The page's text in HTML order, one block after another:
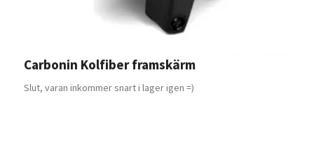
Carbonin Kolfiber framskärm
Slut, varan inkommer snart i lager igen =)